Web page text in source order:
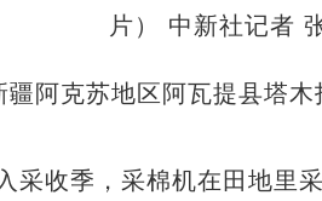
疆阿克苏地区阿瓦提县塔
采收季，采棉机在田地里